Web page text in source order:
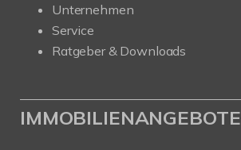
Unternehmen
Service
Ratgeber & Downloads
IMMOBILIENANGEBOTE